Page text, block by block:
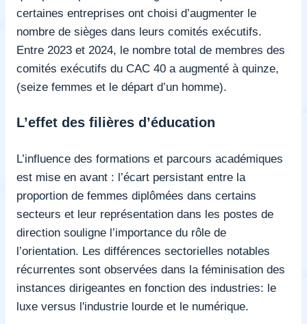
certaines entreprises ont choisi d’augmenter le
nombre de sièges dans leurs comités exécutifs.
Entre 2023 et 2024, le nombre total de membres des
comités exécutifs du CAC 40 a augmenté à quinze,
(seize femmes et le départ d’un homme).
L’effet des filières d’éducation
L’influence des formations et parcours académiques
est mise en avant : l’écart persistant entre la
proportion de femmes diplômées dans certains
secteurs et leur représentation dans les postes de
direction souligne l’importance du rôle de
l’orientation. Les différences sectorielles notables
récurrentes sont observées dans la féminisation des
instances dirigeantes en fonction des industries: le
luxe versus l'industrie lourde et le numérique.